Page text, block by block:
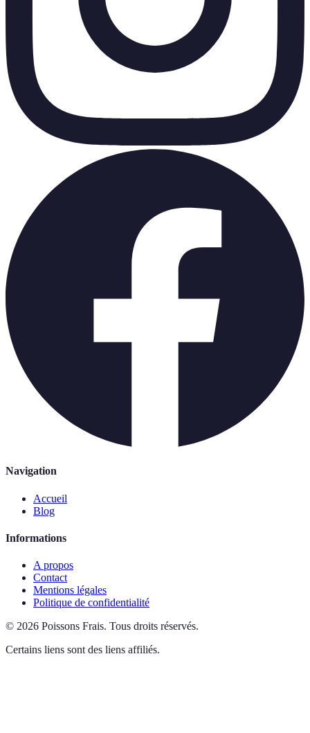
Navigation
Accueil
Blog
Informations
A propos
Contact
Mentions légales
Politique de confidentialité
© 2026 Poissons Frais. Tous droits réservés.
Certains liens sont des liens affiliés.